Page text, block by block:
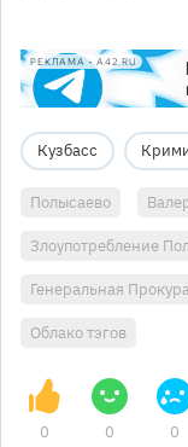
РЕКЛАМА • A42.RU
Кузбасс
Полысаево
Злоупотребление
Генеральная
Облако тэгов
0 0 0